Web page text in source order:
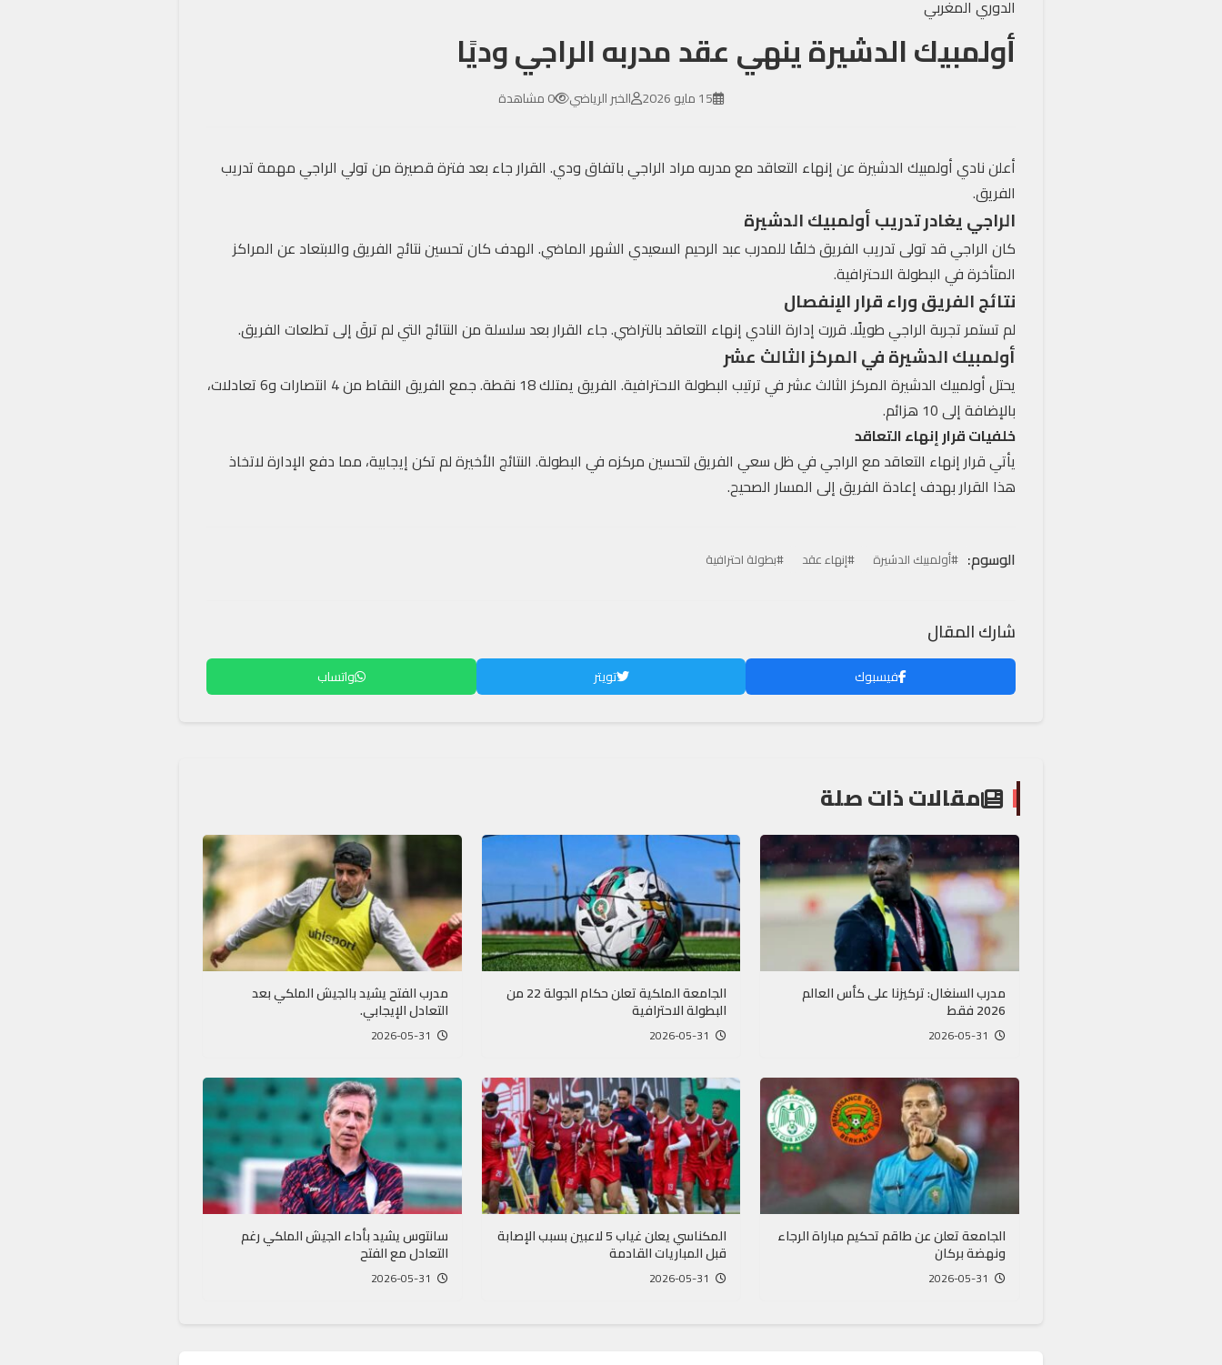
الدوري المغربي
أولمبيك الدشيرة ينهي عقد مدربه الراجي وديًا
15 مايو 2026 الخبر الرياضي 0 مشاهدة
أعلن نادي أولمبيك الدشيرة عن إنهاء التعاقد مع مدربه مراد الراجي باتفاق ودي. القرار جاء بعد فترة قصيرة من تولي الراجي مهمة تدريب
الفريق.
الراجي يغادر تدريب أولمبيك الدشيرة
كان الراجي قد تولى تدريب الفريق خلفًا للمدرب عبد الرحيم السعيدي الشهر الماضي. الهدف كان تحسين نتائج الفريق والابتعاد عن المراكز
المتأخرة في البطولة الاحترافية.
نتائج الفريق وراء قرار الإنفصال
لم تستمر تجربة الراجي طويلًا. قررت إدارة النادي إنهاء التعاقد بالتراضي. جاء القرار بعد سلسلة من النتائج التي لم ترقَ إلى تطلعات الفريق.
أولمبيك الدشيرة في المركز الثالث عشر
يحتل أولمبيك الدشيرة المركز الثالث عشر في ترتيب البطولة الاحترافية. الفريق يمتلك 18 نقطة. جمع الفريق النقاط من 4 انتصارات و6 تعادلات،
بالإضافة إلى 10 هزائم.
خلفيات قرار إنهاء التعاقد
يأتي قرار إنهاء التعاقد مع الراجي في ظل سعي الفريق لتحسين مركزه في البطولة. النتائج الأخيرة لم تكن إيجابية، مما دفع الإدارة لاتخاذ
هذا القرار بهدف إعادة الفريق إلى المسار الصحيح.
الوسوم: #أولمبيك الدشيرة #إنهاء عقد #بطولة احترافية
شارك المقال
فيسبوك تويتر واتساب
مقالات ذات صلة
مدرب السنغال: تركيزنا على كأس العالم
2026 فقط
الجامعة الملكية تعلن حكام الجولة 22 من
البطولة الاحترافية
مدرب الفتح يشيد بالجيش الملكي بعد
التعادل الإيجابي.
الجامعة تعلن عن طاقم تحكيم مباراة الرجاء
ونهضة بركان
المكناسي يعلن غياب 5 لاعبين بسبب الإصابة
قبل المباريات القادمة
سانتوس يشيد بأداء الجيش الملكي رغم
التعادل مع الفتح